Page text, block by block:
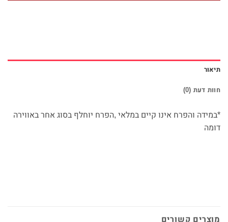
תיאור
חוות דעת (0)
*במידה והפרח אינו קיים במלאי ,הפרח יוחלף בסוג אחר באווירה
דומה
מוצרים קשורים